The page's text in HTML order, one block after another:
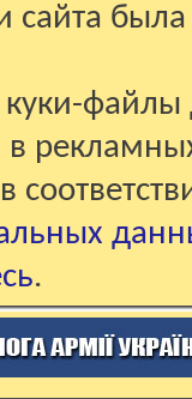
сайта
файлы
в
.